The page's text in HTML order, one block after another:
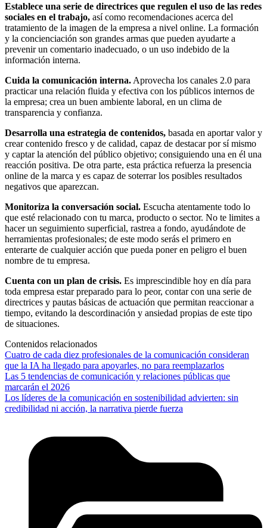
Establece una serie de directrices que regulen el uso de las redes
sociales en el trabajo, así como recomendaciones acerca del
tratamiento de la imagen de la empresa a nivel online. La formación
y la concienciación son grandes armas que pueden ayudarte a
prevenir un comentario inadecuado, o un uso indebido de la
información interna.
Cuida la comunicación interna. Aprovecha los canales 2.0 para
practicar una relación fluida y efectiva con los públicos internos de
la empresa; crea un buen ambiente laboral, en un clima de
transparencia y confianza.
Desarrolla una estrategia de contenidos, basada en aportar valor y
crear contenido fresco y de calidad, capaz de destacar por sí mismo
y captar la atención del público objetivo; consiguiendo una en él una
reacción positiva. De otra parte, esta práctica refuerza la presencia
online de la marca y es capaz de soterrar los posibles resultados
negativos que aparezcan.
Monitoriza la conversación social. Escucha atentamente todo lo
que esté relacionado con tu marca, producto o sector. No te limites a
hacer un seguimiento superficial, rastrea a fondo, ayudándote de
herramientas profesionales; de este modo serás el primero en
enterarte de cualquier acción que pueda poner en peligro el buen
nombre de tu empresa.
Cuenta con un plan de crisis. Es imprescindible hoy en día para
toda empresa estar preparado para lo peor, contar con una serie de
directrices y pautas básicas de actuación que permitan reaccionar a
tiempo, evitando la descordinación y ansiedad propias de este tipo
de situaciones.
Contenidos relacionados
Cuatro de cada diez profesionales de la comunicación consideran
que la IA ha llegado para apoyarles, no para reemplazarlos
Las 5 tendencias de comunicación y relaciones públicas que
marcarán el 2026
Los líderes de la comunicación en sostenibilidad advierten: sin
credibilidad ni acción, la narrativa pierde fuerza